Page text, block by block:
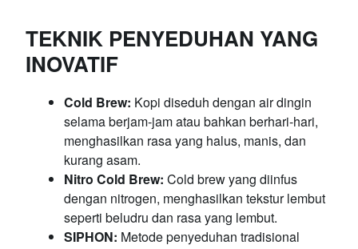
TEKNIK PENYEDUHAN YANG
INOVATIF
Cold Brew: Kopi diseduh dengan air dingin
selama berjam-jam atau bahkan berhari-hari,
menghasilkan rasa yang halus, manis, dan
kurang asam.
Nitro Cold Brew: Cold brew yang diinfus
dengan nitrogen, menghasilkan tekstur lembut
seperti beludru dan rasa yang lembut.
SIPHON: Metode penyeduhan tradisional